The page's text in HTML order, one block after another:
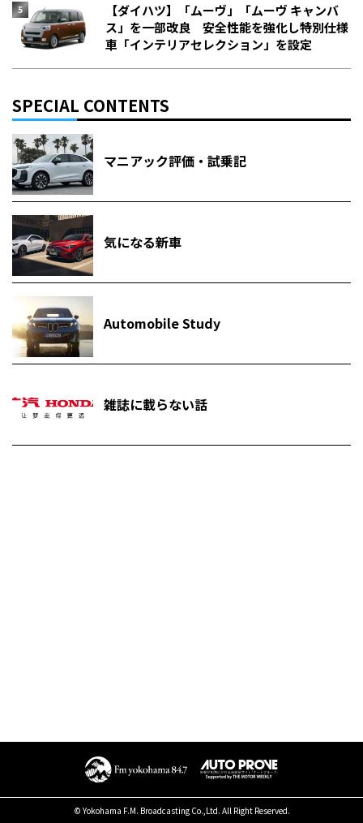
【ダイハツ】「ムーヴ」「ムーヴ キャンバ
ス」を一部改良 安全性能を強化し特別仕様
車「インテリアセレクション」を設定
SPECIAL CONTENTS
マニアック評価・試乗記
気になる新車
Automobile Study
雑誌に載らない話
© Yokohama F.M. Broadcasting Co.,Ltd. All Right Reserved.